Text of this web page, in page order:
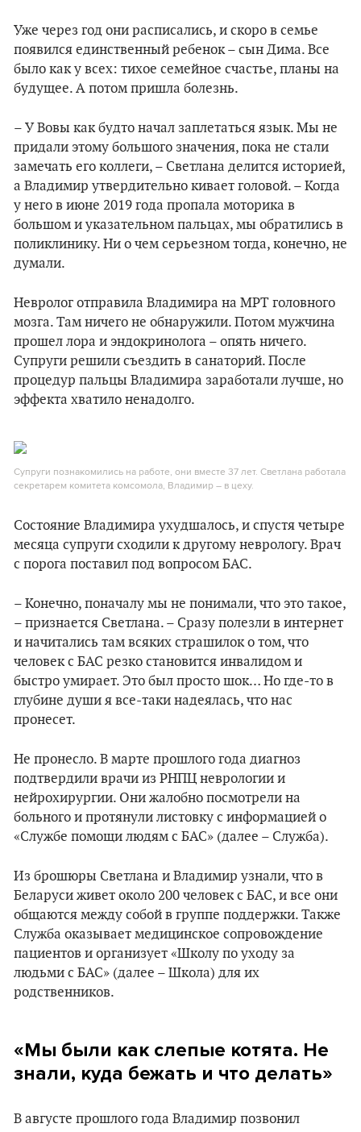
Уже через год они расписались, и скоро в семье
появился единственный ребенок – сын Дима. Все
было как у всех: тихое семейное счастье, планы на
будущее. А потом пришла болезнь.
– У Вовы как будто начал заплетаться язык. Мы не
придали этому большого значения, пока не стали
замечать его коллеги, – Светлана делится историей,
а Владимир утвердительно кивает головой. – Когда
у него в июне 2019 года пропала моторика в
большом и указательном пальцах, мы обратились в
поликлинику. Ни о чем серьезном тогда, конечно, не
думали.
Невролог отправила Владимира на МРТ головного
мозга. Там ничего не обнаружили. Потом мужчина
прошел лора и эндокринолога – опять ничего.
Супруги решили съездить в санаторий. После
процедур пальцы Владимира заработали лучше, но
эффекта хватило ненадолго.
Супруги познакомились на работе, они вместе 37 лет. Светлана работала
секретарем комитета комсомола, Владимир – в цеху.
Состояние Владимира ухудшалось, и спустя четыре
месяца супруги сходили к другому неврологу. Врач
с порога поставил под вопросом БАС.
– Конечно, поначалу мы не понимали, что это такое,
– признается Светлана. – Сразу полезли в интернет
и начитались там всяких страшилок о том, что
человек с БАС резко становится инвалидом и
быстро умирает. Это был просто шок… Но где-то в
глубине души я все-таки надеялась, что нас
пронесет.
Не пронесло. В марте прошлого года диагноз
подтвердили врачи из РНПЦ неврологии и
нейрохирургии. Они жалобно посмотрели на
больного и протянули листовку с информацией о
«Службе помощи людям с БАС» (далее – Служба).
Из брошюры Светлана и Владимир узнали, что в
Беларуси живет около 200 человек с БАС, и все они
общаются между собой в группе поддержки. Также
Служба оказывает медицинское сопровождение
пациентов и организует «Школу по уходу за
людьми с БАС» (далее – Школа) для их
родственников.
«Мы были как слепые котята. Не
знали, куда бежать и что делать»
В августе прошлого года Владимир позвонил